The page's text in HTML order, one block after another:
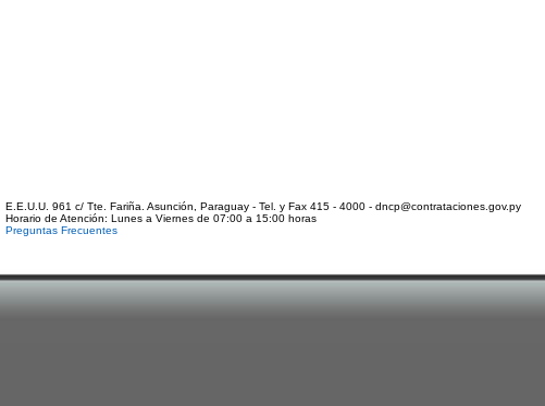
E.E.U.U. 961 c/ Tte. Fariña. Asunción, Paraguay - Tel. y Fax 415 - 4000 - dncp@contrataciones.gov.py
Horario de Atención: Lunes a Viernes de 07:00 a 15:00 horas
Preguntas Frecuentes